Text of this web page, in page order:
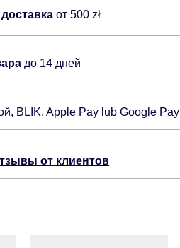
доставкаот 500 zł
до 14 дней
BLIK, Apple Pay lub Google Pay
от клиентов